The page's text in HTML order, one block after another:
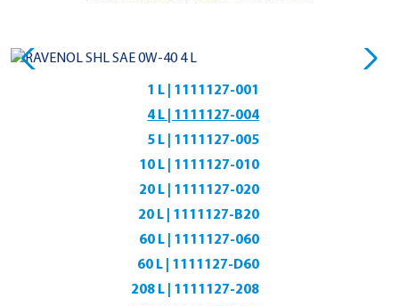
1 L | 1111127-001
4 L | 1111127-004
5 L | 1111127-005
10 L | 1111127-010
20 L | 1111127-020
20 L | 1111127-B20
60 L | 1111127-060
60 L | 1111127-D60
208 L | 1111127-208